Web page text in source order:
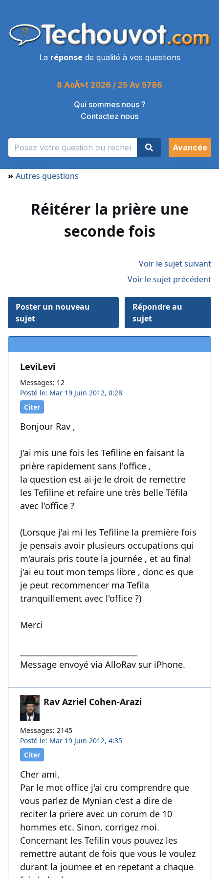
La réponsede qualité à vos questions
8 AoÃ»t 2026 / 25 Av 5786
Qui sommes nous ?
Contactez nous
Avancée
» Autres questions
Réitérer la prière une
seconde fois
Voir le sujet suivant
Voir le sujet précédent
Poster un nouveau
sujet
Répondre au
sujet
LeviLevi
Messages: 12
Posté le: Mar 19 Juin 2012, 0:28
Citer
Bonjour Rav ,
J'ai mis une fois les Tefiline en faisant la
prière rapidement sans l'office ,
la question est ai-je le droit de remettre
les Tefiline et refaire une très belle Téfila
avec l'office ?
(Lorsque j'ai mi les Tefiline la première fois
je pensais avoir plusieurs occupations qui
m'aurais pris toute la journée , et au final
j'ai eu tout mon temps libre , donc es que
je peut recommencer ma Tefila
tranquillement avec l'office ?)
Merci
Message envoyé via AlloRav sur iPhone.
Rav Azriel Cohen-Arazi
Messages: 2145
Posté le: Mar 19 Juin 2012, 4:35
Citer
Cher ami,
Par le mot office j'ai cru comprendre que
vous parlez de Mynian c'est a dire de
reciter la priere avec un corum de 10
hommes etc. Sinon, corrigez moi.
Concernant les Tefilin vous pouvez les
remettre autant de fois que vous le voulez
durant la journee et en repetant a chaque